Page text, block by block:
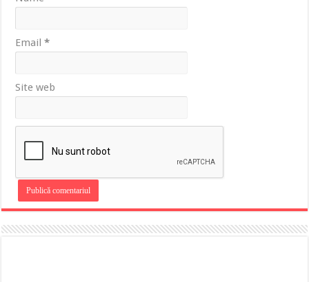
Email*
Site web